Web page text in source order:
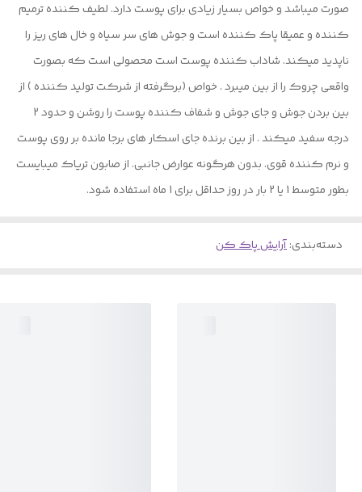
صورت میباشد و خواص بسیار زیادی برای پوست دارد. لطیف کننده ترمیم
کننده و عمیقا پاک کننده است و جوش های سر سیاه و خال های ریز را
ناپدید میکند. شاداب کننده پوست است محصولی است که بصورت
واقعی چروک را از بین میبرد . خواص (برگرفته از شرکت تولید کننده ) از
بین بردن جوش و جای جوش و شفاف کننده پوست را روشن و حدود 2
درجه سفید میکند . از بین برنده جای اسکار های برجا مانده بر روی پوست
و نرم کننده قوی. بدون هرگونه عوارض جانبی. از صابون تریاک میبایست
بطور متوسط 1 یا 2 بار در روز حداقل برای 1 ماه استفاده شود.
دسته‌بندی:آرایش پاک کن